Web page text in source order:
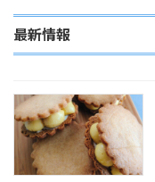
最新情報